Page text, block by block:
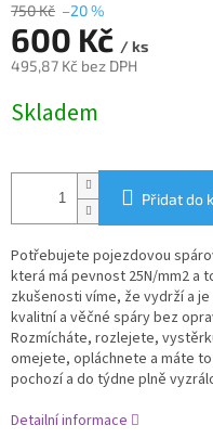
750 Kč –20 %
600 Kč / ks
495,87 Kč bez DPH
cena:
Skladem
Přidat do
Potřebujete pojezdovou
která má pevnost 25N/mm2 a
zkušenosti víme, že vydrží a
kvalitní a věčné spáry bez
Rozmícháte, rozlejete,
omejete, opláchnete a máte
pochozí a do týdne plně
Detailní informace